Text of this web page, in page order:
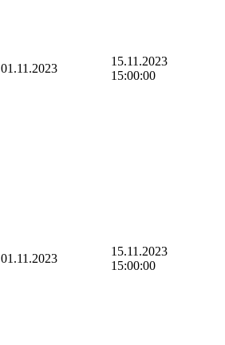
01.11.2023
15.11.2023
15:00:00
01.11.2023
15.11.2023
15:00:00